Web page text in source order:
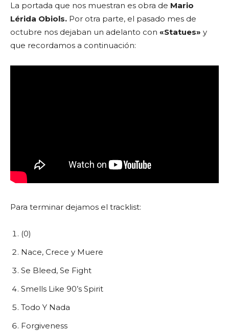
La portada que nos muestran es obra de Mario
Lérida Obiols. Por otra parte, el pasado mes de
octubre nos dejaban un adelanto con «Statues» y
que recordamos a continuación:
Para terminar dejamos el tracklist:
(0)
Nace, Crece y Muere
Se Bleed, Se Fight
Smells Like 90’s Spirit
Todo Y Nada
Forgiveness